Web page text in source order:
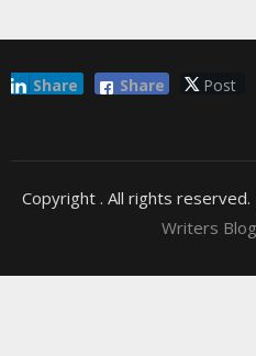
Share Post
Share
Copyright . All rights reserved.
Writers